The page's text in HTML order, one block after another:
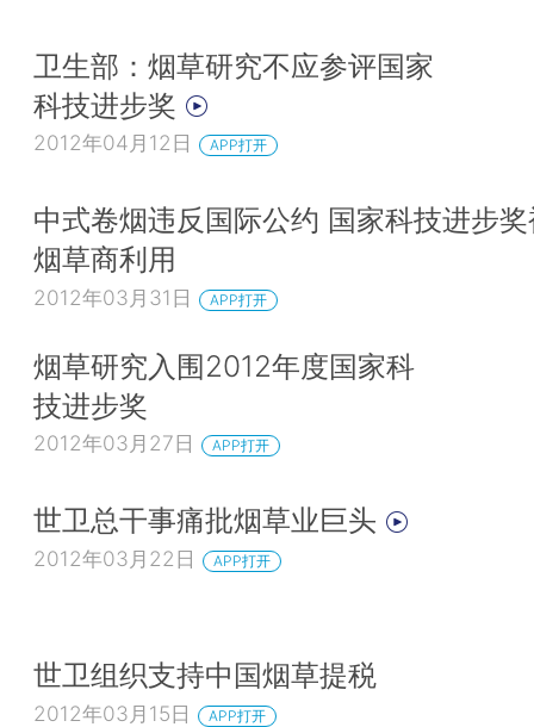
卫生部：烟草研究不应参评国家
科技进步奖
2012年04月12日 APP打开
中式卷烟违反国际公约 国家科技进步
烟草商利用
2012年03月31日 APP打开
烟草研究入围2012年度国家科
技进步奖
2012年03月27日 APP打开
世卫总干事痛批烟草业巨头
2012年03月22日 APP打开
世卫组织支持中国烟草提税
2012年03月15日 APP打开